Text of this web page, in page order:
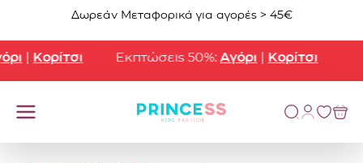
Μετάβαση στο περιεχόμενο
Δωρεάν Μεταφορικά για αγορές > 45€
|Κορίτσι Εκπτώσεις 50%:Αγόρι|Κορίτσι